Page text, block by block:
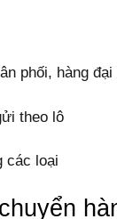
phối, hàng đại
theo lô
các loại